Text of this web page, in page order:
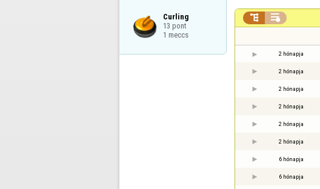
Curling
13 pont
1 meccs
 
2 hónapja
2 hónapja
2 hónapja
2 hónapja
2 hónapja
2 hónapja
6 hónapja
6 hónapja